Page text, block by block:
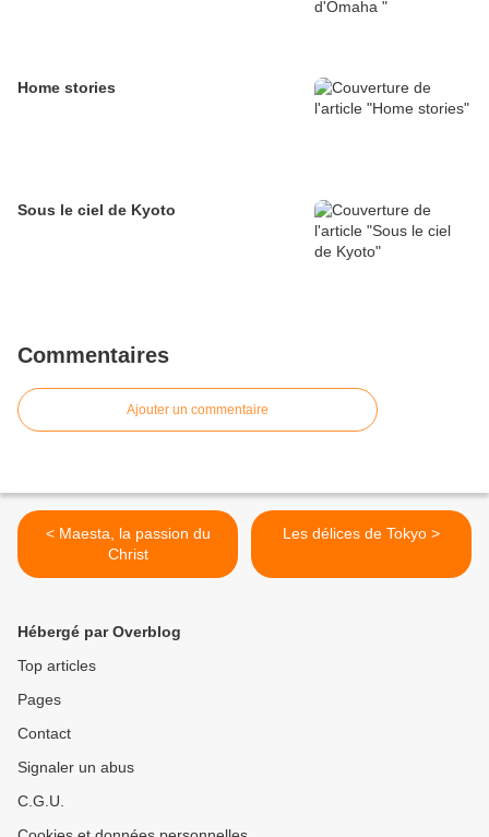
Home stories
Sous le ciel de Kyoto
Commentaires
Ajouter un commentaire
< Maesta, la passion du
Christ
Les délices de Tokyo >
Hébergé par Overblog
Top articles
Pages
Contact
Signaler un abus
C.G.U.